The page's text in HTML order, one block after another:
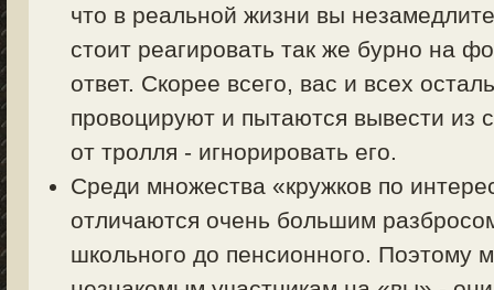
что в реальной жизни вы
стоит реагировать так же бурно на
ответ. Скорее всего, вас и всех
провоцируют и пытаются вывести из
от тролля - игнорировать его.
Среди множества «кружков по
отличаются очень большим
школьного до пенсионного. Поэтому